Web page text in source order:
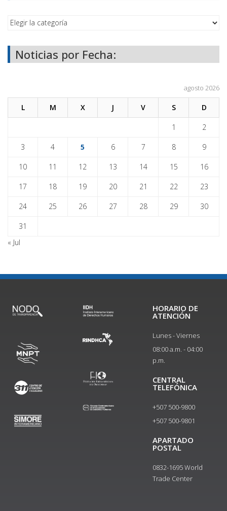
Noticias por Fecha:
agosto 2026
L M X J V S D
1 2
3 4 5 6 7 8 9
10 11 12 13 14 15 16
17 18 19 20 21 22 23
24 25 26 27 28 29 30
31
« Jul
HORARIO DE
ATENCIÓN
Lunes - Viernes
08:00 a.m. - 04:00
p.m.
CENTRAL
TELEFÓNICA
+507 500-9800
+507 500-9801​
APARTADO
POSTAL
0832-1695 World
Trade Center